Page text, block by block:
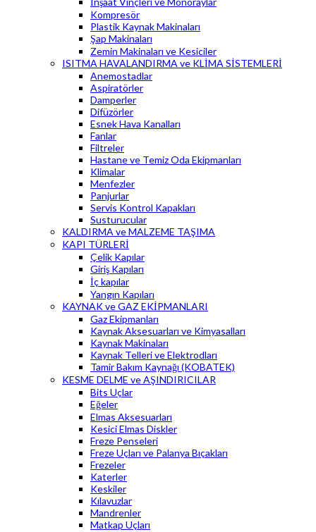
Kompresör
Plastik Kaynak Makinaları
Şap Makinaları
Zemin Makinaları ve Kesiciler
ISITMA HAVALANDIRMA ve KLİMA SİSTEMLERİ
Anemostadlar
Aspiratörler
Damperler
Difüzörler
Esnek Hava Kanalları
Fanlar
Filtreler
Hastane ve Temiz Oda Ekipmanları
Klimalar
Menfezler
Panjurlar
Servis Kontrol Kapakları
Susturucular
KALDIRMA ve MALZEME TAŞIMA
KAPI TÜRLERİ
Çelik Kapılar
Giriş Kapıları
İç kapılar
Yangın Kapıları
KAYNAK ve GAZ EKİPMANLARI
Gaz Ekipmanları
Kaynak Aksesuarları ve Kimyasalları
Kaynak Makinaları
Kaynak Telleri ve Elektrodları
Tamir Bakım Kaynağı (KOBATEK)
KESME DELME ve AŞINDIRICILAR
Bits Uçlar
Eğeler
Elmas Aksesuarları
Kesici Elmas Diskler
Freze Penseleri
Freze Uçları ve Palanya Bıçakları
Frezeler
Katerler
Keskiler
Kılavuzlar
Mandrenler
Matkap Uçları